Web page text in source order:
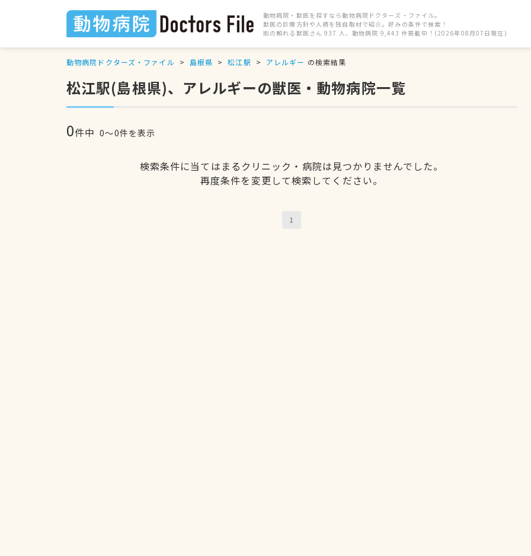
動物病院・獣医を探すなら動物病院ドクターズ・ファイル。
獣医の診療方針や人柄を独自取材で紹介。好みの条件で検索！
街の頼れる獣医さん 937 人、動物病院 9,443 件掲載中！(2026年08月07日現在)
動物病院ドクターズ・ファイル 島根県 松江駅 アレルギー の検索結果
松江駅(島根県)、アレルギーの獣医・動物病院一覧
0件中 0〜0件を表示
検索条件に当てはまるクリニック・病院は見つかりませんでした。
再度条件を変更して検索してください。
1